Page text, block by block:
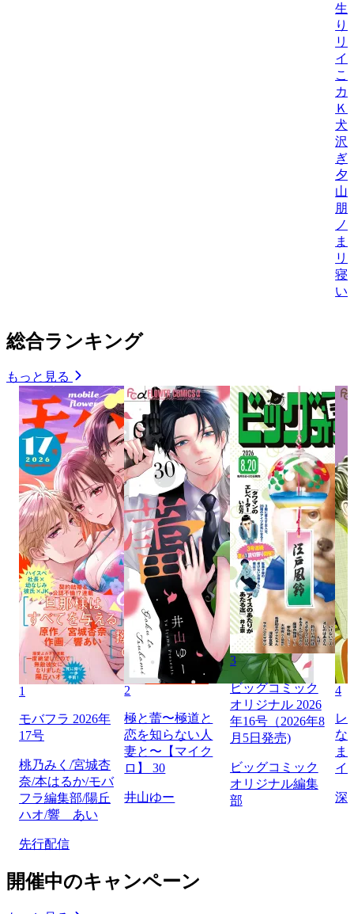
生
り
リ
イ
こ
カ
Ｋ
犬
沢
ぎ
夕
山
朋
ノ
ま
リ
寝
い/
総合ランキング
もっと見る
1
モバフラ 2026年
17号
桃乃みく/宮城杏
奈/本はるか/モバ
フラ編集部/陽丘
ハオ/響 あい
先行配信
2
極と蕾〜極道と
恋を知らない人
妻と〜【マイク
ロ】 30
井山ゆー
3
ビッグコミック
オリジナル 2026
年16号（2026年8
月5日発売)
ビッグコミック
オリジナル編集
部
4
レ
な
ま
イ
深
開催中のキャンペーン